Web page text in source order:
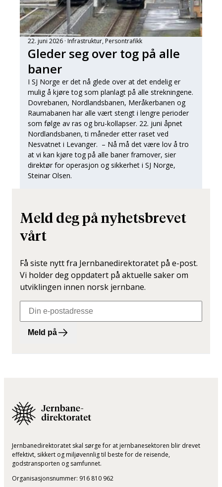
22. juni 2026 Infrastruktur, Persontrafikk
Gleder seg over tog på alle
baner
I SJ Norge er det nå glede over at det endelig er
mulig å kjøre tog som planlagt på alle strekningene.
Dovrebanen, Nordlandsbanen, Meråkerbanen og
Raumabanen har alle vært stengt i lengre perioder
som følge av ras og bru-kollapser. 22. juni åpnet
Nordlandsbanen, ti måneder etter raset ved
Nesvatnet i Levanger. – Nå må det være lov å tro
at vi kan kjøre tog på alle baner framover, sier
direktør for operasjon og sikkerhet i SJ Norge,
Steinar Olsen.
Meld deg på nyhetsbrevet
vårt
Få siste nytt fra Jernbanedirektoratet på e-post.
Vi holder deg oppdatert på aktuelle saker om
utviklingen innen norsk jernbane.
Meld på
Jernbanedirektoratet skal sørge for at jernbanesektoren blir drevet
effektivt, sikkert og miljøvennlig til beste for de reisende,
godstransporten og samfunnet.
Organisasjonsnummer: 916 810 962